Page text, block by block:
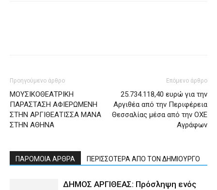
Προηγούμενο άρθρο
ΜΟΥΣΙΚΟΘΕΑΤΡΙΚΗ
ΠΑΡΑΣΤΑΣΗ ΑΦΙΕΡΩΜΕΝΗ
ΣΤΗΝ ΑΡΓΙΘΕΑΤΙΣΣΑ ΜΑΝΑ
ΣΤΗΝ ΑΘΗΝΑ
Επόμενο άρθρο
25.734.118,40 ευρώ για την
Αργιθέα από την Περιφέρεια
Θεσσαλίας μέσα από την ΟΧΕ
Αγράφων
ΠΑΡΟΜΟΙΑ ΑΡΘΡΑ ΠΕΡΙΣΣΟΤΕΡΑ ΑΠΟ ΤΟΝ ΔΗΜΙΟΥΡΓΟ
ΔΗΜΟΣ ΑΡΓΙΘΕΑΣ: Πρόσληψη ενός